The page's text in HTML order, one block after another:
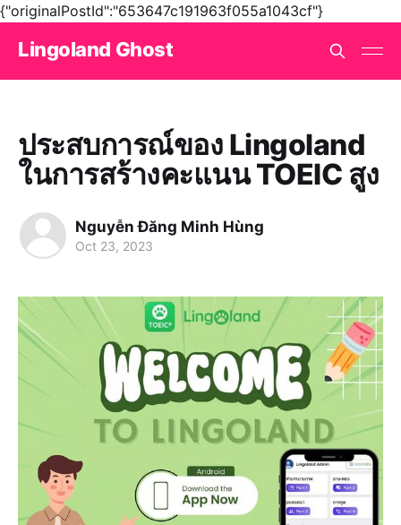
{"originalPostId":"653647c191963f055a1043cf"}
Lingoland Ghost
ประสบการณ์ของ Lingoland
ในการสร้างคะแนน TOEIC สูง
Nguyễn Đăng Minh Hùng
Oct 23, 2023